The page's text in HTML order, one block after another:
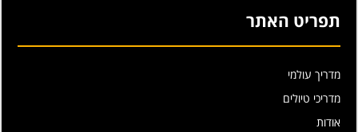
תפריט האתר
מדריך עולמי
מדריכי טיולים
אודות